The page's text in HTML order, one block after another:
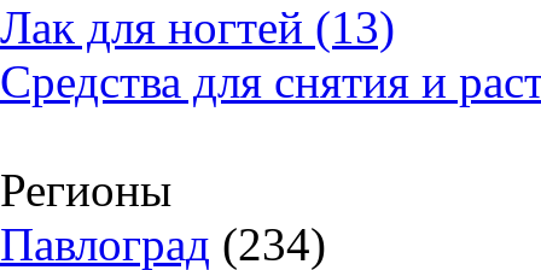
Лак для ногтей (13)
Средства для снятия и
Регионы
Павлоград (234)